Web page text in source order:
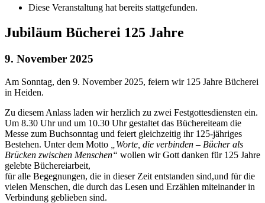
Diese Veranstaltung hat bereits stattgefunden.
Jubiläum Bücherei 125 Jahre
9. November 2025
Am Sonntag, den 9. November 2025, feiern wir 125 Jahre Bücherei
in Heiden.
Zu diesem Anlass laden wir herzlich zu zwei Festgottesdiensten ein.
Um 8.30 Uhr und um 10.30 Uhr gestaltet das Büchereiteam die
Messe zum Buchsonntag und feiert gleichzeitig ihr 125-jähriges
Bestehen. Unter dem Motto
„Worte, die verbinden – Bücher als
Brücken zwischen Menschen“ wollen wir Gott danken für 125 Jahre
gelebte Büchereiarbeit,
für alle Begegnungen, die in dieser Zeit entstanden sind,und für die
vielen Menschen, die durch das Lesen und Erzählen miteinander in
Verbindung geblieben sind.